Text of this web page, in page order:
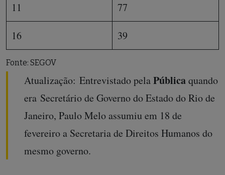
11 77
16 39
Fonte: SEGOV
Atualização: Entrevistado pelaPúblicaquando
era Secretário de Governo do Estado do Rio de
Janeiro, Paulo Melo assumiu em 18 de
fevereiro a Secretaria de Direitos Humanos do
mesmo governo.